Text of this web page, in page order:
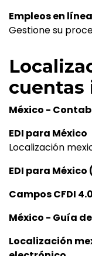
Empleos en línea
Gestione su
cuentas
México -
EDI para México
Localización
EDI para
Campos CFDI
México - Guía
Localización